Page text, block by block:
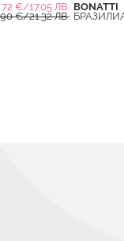
€/17.05 ЛВ.
€/21.32 ЛВ.
BONATTI